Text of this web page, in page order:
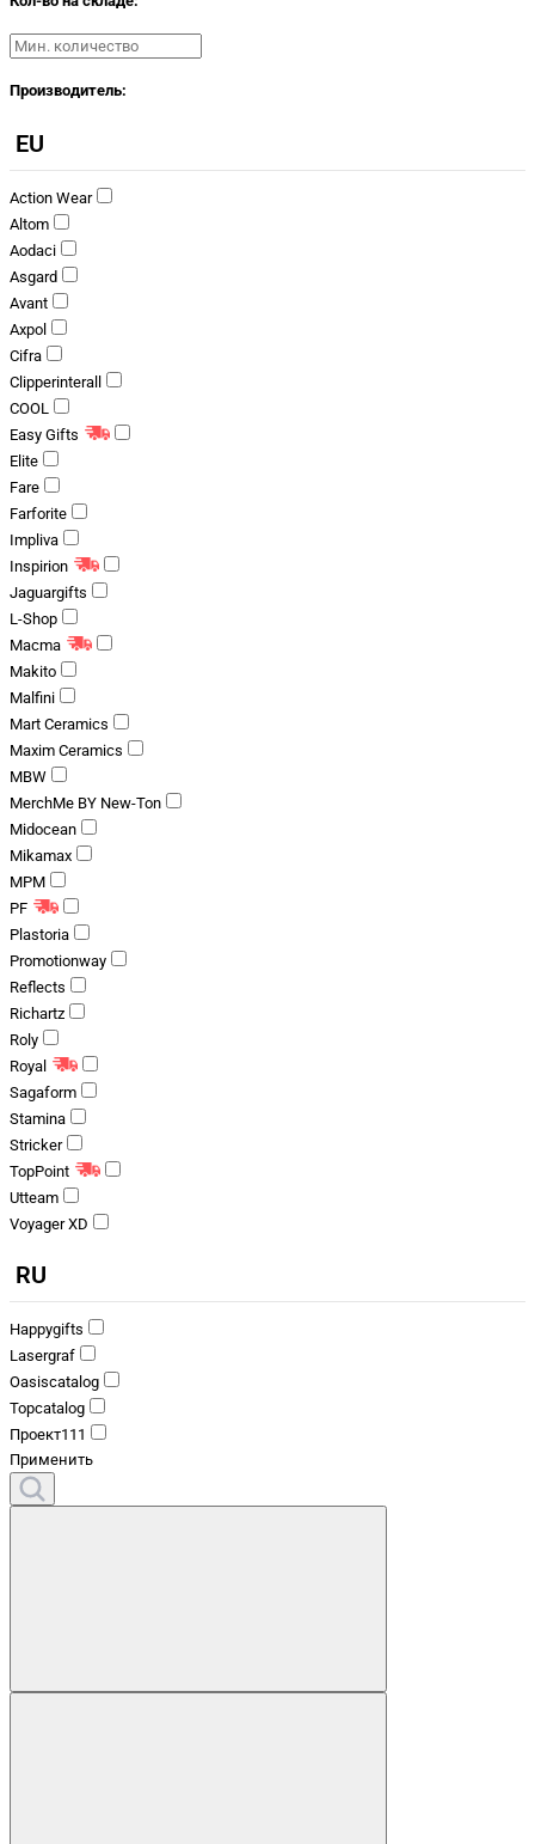
Производитель:
EU
Action Wear
Altom
Aodaci
Asgard
Avant
Axpol
Cifra
Clipperinterall
COOL
Easy Gifts
Elite
Fare
Farforite
Impliva
Inspirion
Jaguargifts
L-Shop
Macma
Makito
Malfini
Mart Ceramics
Maxim Ceramics
MBW
MerchMe BY New-Ton
Midocean
Mikamax
MPM
PF
Plastoria
Promotionway
Reflects
Richartz
Roly
Royal
Sagaform
Stamina
Stricker
TopPoint
Utteam
Voyager XD
RU
Happygifts
Lasergraf
Oasiscatalog
Topcatalog
Проект111
Применить